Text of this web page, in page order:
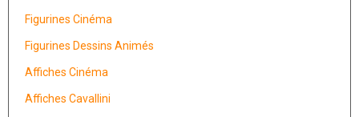
Figurines Cinéma
Figurines Dessins Animés
Affiches Cinéma
Affiches Cavallini